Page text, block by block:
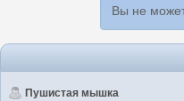
Вы не
Пушистая мышка